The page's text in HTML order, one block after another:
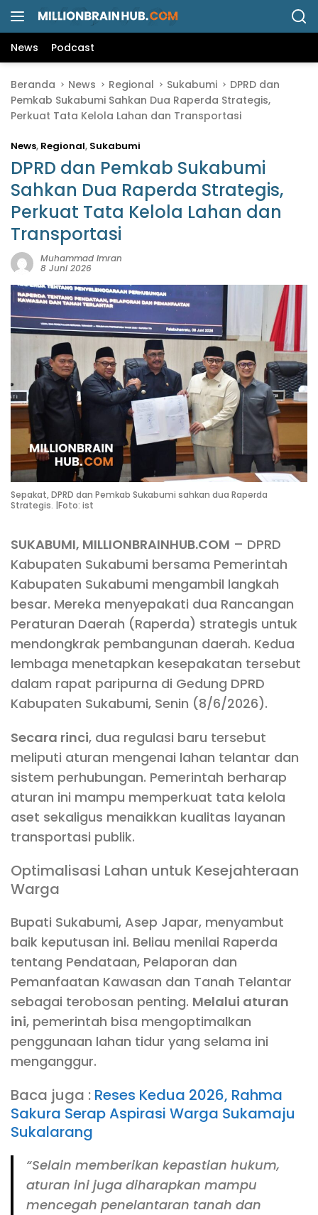
News Podcast
Beranda News Regional Sukabumi
DPRD dan
Pemkab Sukabumi Sahkan Dua Raperda Strategis,
Perkuat Tata Kelola Lahan dan Transportasi
News, Regional, Sukabumi
DPRD dan Pemkab Sukabumi
Sahkan Dua Raperda Strategis,
Perkuat Tata Kelola Lahan dan
Transportasi
Muhammad Imran
8 Juni 2026
Sepakat, DPRD dan Pemkab Sukabumi sahkan dua Raperda
Strategis. |Foto: ist
SUKABUMI, MILLIONBRAINHUB.COM – DPRD
Kabupaten Sukabumi bersama Pemerintah
Kabupaten Sukabumi mengambil langkah
besar. Mereka menyepakati dua Rancangan
Peraturan Daerah (Raperda) strategis untuk
mendongkrak pembangunan daerah. Kedua
lembaga menetapkan kesepakatan tersebut
dalam rapat paripurna di Gedung DPRD
Kabupaten Sukabumi, Senin (8/6/2026).
Secara rinci, dua regulasi baru tersebut
meliputi aturan mengenai lahan telantar dan
sistem perhubungan. Pemerintah berharap
aturan ini mampu memperkuat tata kelola
aset sekaligus menaikkan kualitas layanan
transportasi publik.
Optimalisasi Lahan untuk Kesejahteraan
Warga
Bupati Sukabumi, Asep Japar, menyambut
baik keputusan ini. Beliau menilai Raperda
tentang Pendataan, Pelaporan dan
Pemanfaatan Kawasan dan Tanah Telantar
sebagai terobosan penting. Melalui aturan
ini, pemerintah bisa mengoptimalkan
penggunaan lahan tidur yang selama ini
menganggur.
Baca juga : Reses Kedua 2026, Rahma
Sakura Serap Aspirasi Warga Sukamaju
Sukalarang
“Selain memberikan kepastian hukum,
aturan ini juga diharapkan mampu
mencegah penelantaran tanah dan